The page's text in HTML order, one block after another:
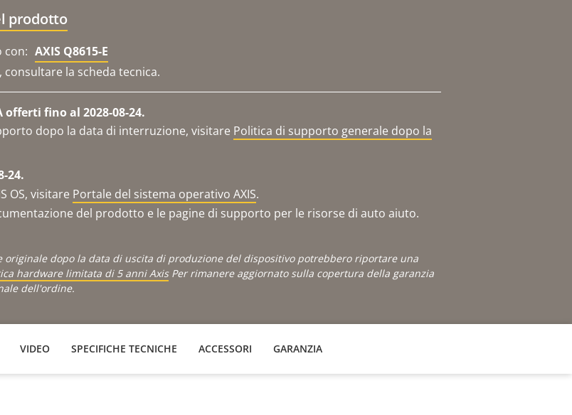
prodotto
con: AXIS Q8615-E
la scheda tecnica.
fino al 2028-08-24.
dopo la data di interruzione, visitare Politica di supporto generale dopo la
24.
OS, visitare Portale del sistema operativo AXIS.
del prodotto e le pagine di supporto per le risorse di auto aiuto.
dopo la data di uscita di produzione del dispositivo potrebbero riportare una
hardware limitata di 5 anni AxisPer rimanere aggiornato sulla copertura della garanzia
dell'ordine.
VIDEO SPECIFICHE TECNICHE ACCESSORI GARANZIA